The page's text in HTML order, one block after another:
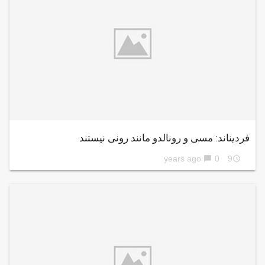
فردیناند: مسی و رونالدو مانند رونی نیستند
access_time
9 years ago
chat_bubble 0